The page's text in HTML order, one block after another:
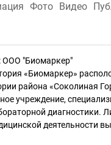
Фото Видео
:ООО "Биомаркер"
«Биомаркер»
района «Соколиная
учреждение,
диагностики.
деятельности